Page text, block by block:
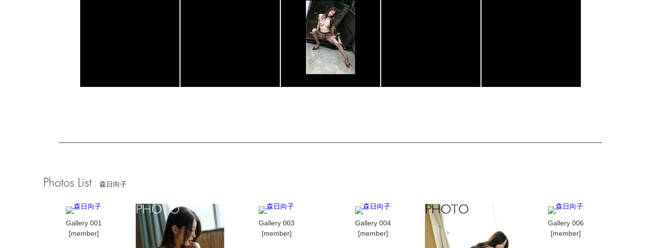
Photos List 森日向子
Gallery 001
[member]
Gallery 003
[member]
Gallery 004
[member]
Gallery 006
[member]